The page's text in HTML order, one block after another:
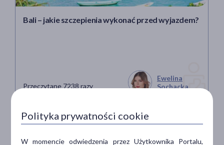
Bali – jakie szczepienia wykonać przed wyjazdem?
Przeczytane 7238 razy
Ewelina
Sochacka
Polityka prywatności cookie
W momencie odwiedzenia przez Użytkownika Portalu,